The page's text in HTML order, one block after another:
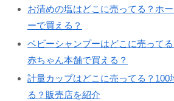
お清めの塩はどこに売ってる？ホ
ーで買える？
ベビーシャンプーはどこに売って
赤ちゃん本舗で買える？
計量カップはどこに売ってる？100
る？販売店を紹介